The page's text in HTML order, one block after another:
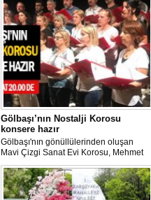
Gölbaşı’nın Nostalji Korosu
konsere hazır
Gölbaşı'nın gönüllülerinden oluşan
Mavi Çizgi Sanat Evi Korosu, Mehmet
Akif Ersoy Kültür Merkezi’nde vereceği
konsere hızır.